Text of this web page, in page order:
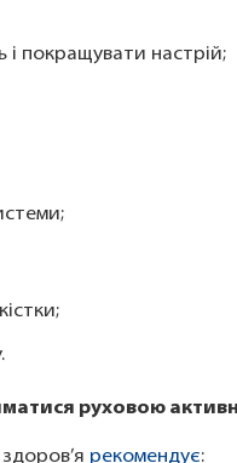
і покращувати настрій;
руховою
рекомендує: